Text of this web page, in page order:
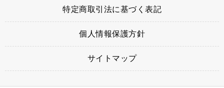
特定商取引法に基づく表記
個人情報保護方針
サイトマップ